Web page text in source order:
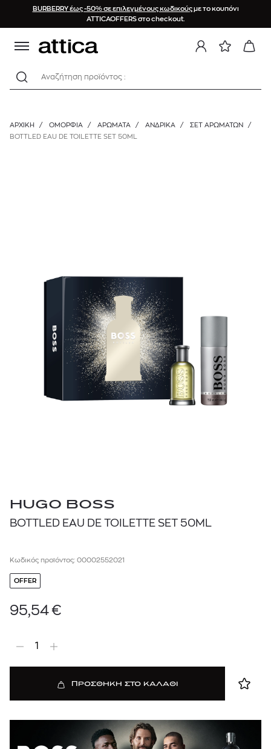
BURBERRY έως -50% σε επιλεγμένους κωδικούςμε το κουπόνι
ATTICAOFFERS στο checkout.
Αναζήτηση προϊόντος :
ΑΡΧΙΚΉ / ΟΜΟΡΦΙΑ / ΑΡΩΜΑΤΑ / ΑΝΔΡΙΚΆ / ΣΕΤ ΑΡΩΜΆΤΩΝ
/
BOTTLED EAU DE TOILETTE SET 50ML
HUGO BOSS
BOTTLED EAU DE TOILETTE SET 50ML
Κωδικός προϊόντος: 00002552021
OFFER
95,54€
1
ΠΡΟΣΘΗΚΗ ΣΤΟ ΚΑΛΑΘΙ